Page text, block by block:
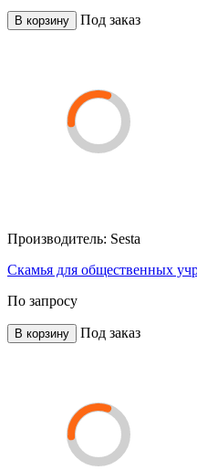
В корзину Под заказ
Производитель: Sesta
Скамья для общественных
По запросу
В корзину Под заказ